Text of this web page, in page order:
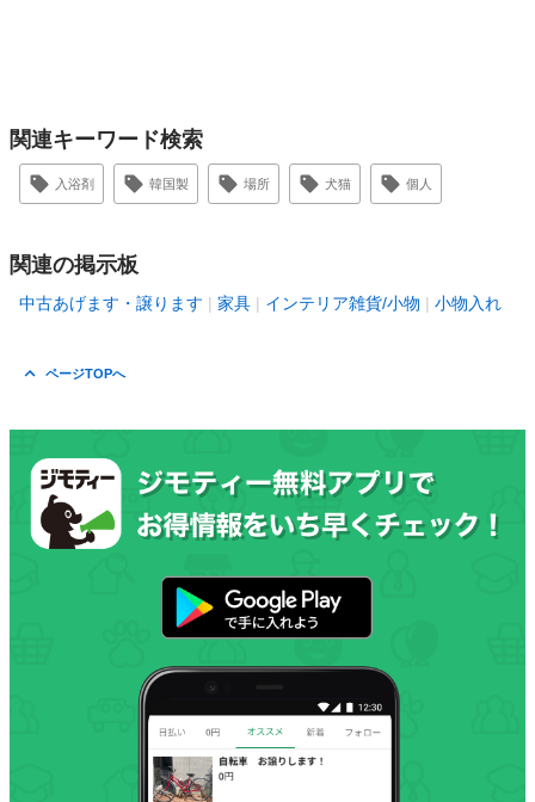
関連キーワード検索
入浴剤 韓国製 場所 犬猫 個人
関連の掲示板
中古あげます・譲ります 家具 インテリア雑貨/小物 小物入れ
ページTOPへ